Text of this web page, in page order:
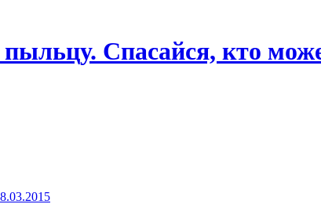
Спасайся, кто